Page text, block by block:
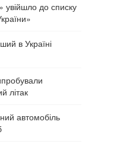
до списку
в Україні
літак
автомобіль